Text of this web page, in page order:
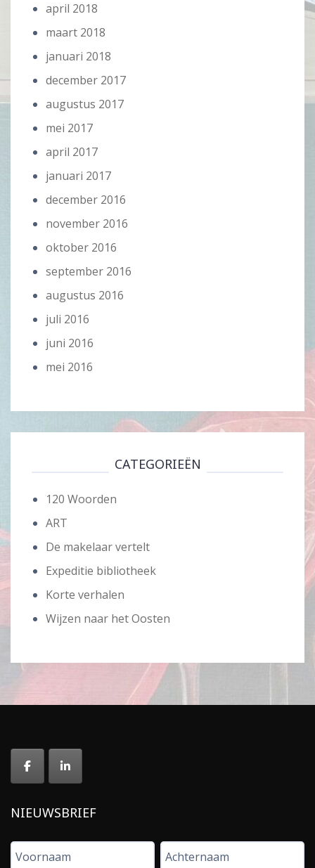
april 2018
maart 2018
januari 2018
december 2017
augustus 2017
mei 2017
april 2017
januari 2017
december 2016
november 2016
oktober 2016
september 2016
augustus 2016
juli 2016
juni 2016
mei 2016
CATEGORIEËN
120 Woorden
ART
De makelaar vertelt
Expeditie bibliotheek
Korte verhalen
Wijzen naar het Oosten
NIEUWSBRIEF